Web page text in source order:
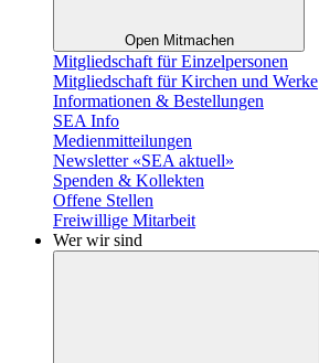
Open Mitmachen
Mitgliedschaft für Einzelpersonen
Mitgliedschaft für Kirchen und Werke
Informationen & Bestellungen
SEA Info
Medienmitteilungen
Newsletter «SEA aktuell»
Spenden & Kollekten
Offene Stellen
Freiwillige Mitarbeit
Wer wir sind